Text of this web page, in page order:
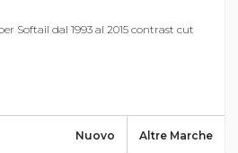
Softail dal 1993 al 2015 contrast cut
Altre Marche
Nuovo